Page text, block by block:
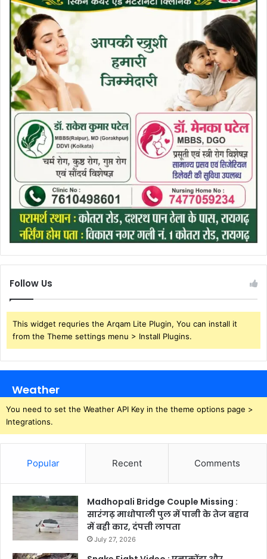
Follow Us
This widget requries the Arqam Lite Plugin, You can install it
from the Theme settings menu > Install Plugins.
Weather
You need to set the Weather API Key in the theme options page >
Integrations.
Popular Recent Comments
Madhopali Bridge Couple Missing :
सारंगढ़ माधोपाली पुल में पानी के तेज बहाव
में बही कार, दंपत्ती लापता
July 27, 2026